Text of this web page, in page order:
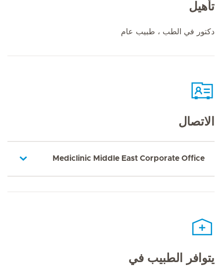
تأهيل
دكتور في الطب ، طبيب عام
الاتصال
Mediclinic Middle East Corporate Office
يتوافر الطبيب في